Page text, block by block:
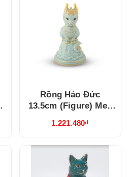
Rồng Hảo Đức
13.5cm (Figure) Men
1.221.480₫